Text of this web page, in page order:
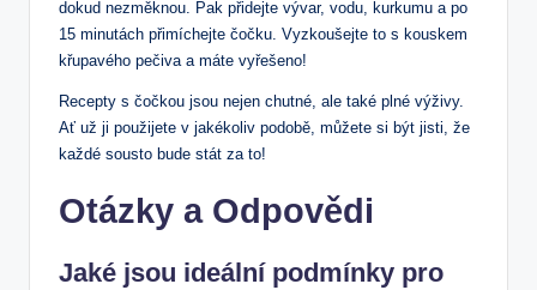
dokud nezměknou. Pak přidejte vývar, vodu, kurkumu a po
15 minutách přimíchejte čočku. Vyzkoušejte to s kouskem
křupavého pečiva a máte vyřešeno!
Recepty s čočkou jsou nejen chutné, ale také plné výživy.
Ať už ji použijete v jakékoliv podobě, můžete si být jisti, že
každé sousto bude stát za to!
Otázky a Odpovědi
Jaké jsou ideální podmínky pro